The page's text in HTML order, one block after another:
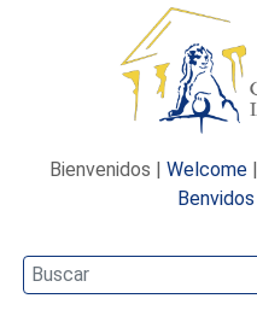
Bienvenidos | Welcome |
Benvidos